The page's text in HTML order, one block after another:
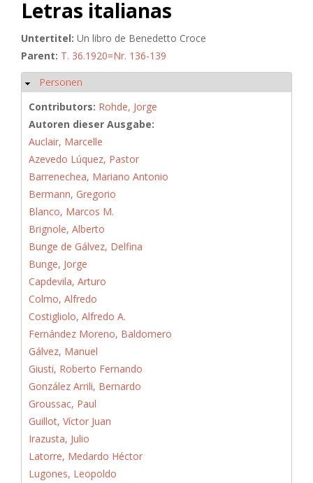
Letras italianas
Untertitel: Un libro de Benedetto Croce
Parent: T. 36.1920=Nr. 136-139
Hide
Personen
Contributors: Rohde, Jorge
Autoren dieser Ausgabe:
Auclair, Marcelle
Azevedo Lúquez, Pastor
Barrenechea, Mariano Antonio
Bermann, Gregorio
Blanco, Marcos M.
Brignole, Alberto
Bunge de Gálvez, Delfina
Bunge, Jorge
Capdevila, Arturo
Colmo, Alfredo
Costigliolo, Alfredo A.
Fernández Moreno, Baldomero
Gálvez, Manuel
Giusti, Roberto Fernando
González Arrili, Bernardo
Groussac, Paul
Guillot, Víctor Juan
Irazusta, Julio
Latorre, Medardo Héctor
Lugones, Leopoldo